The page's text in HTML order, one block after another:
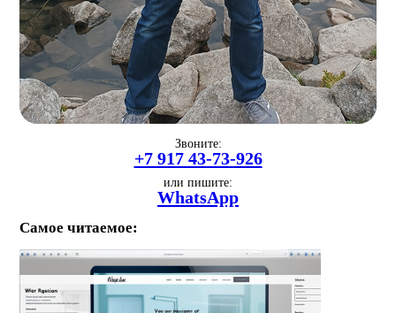
Звоните:
+7 917 43-73-926
или пишите:
WhatsApp
Самое читаемое: